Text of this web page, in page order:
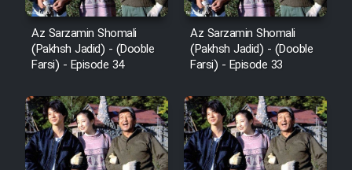
Az Sarzamin Shomali
(Pakhsh Jadid) - (Dooble
Farsi) - Episode 34
Az Sarzamin Shomali
(Pakhsh Jadid) - (Dooble
Farsi) - Episode 33